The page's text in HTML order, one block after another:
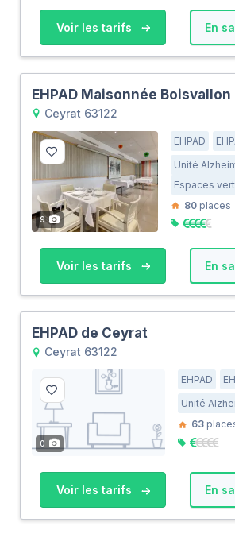
Voir les tarifs En
EHPAD Maisonnée Boisvallon
Ceyrat 63122
9
EHPAD
Unité
Espaces
80 places
Voir les tarifs En
EHPAD de Ceyrat
Ceyrat 63122
0
EHPAD
Unité
63
Voir les tarifs En